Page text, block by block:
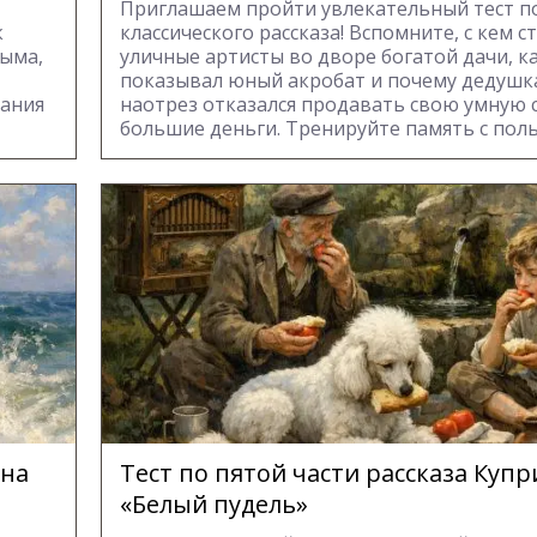
Приглашаем пройти увлекательный тест
классического рассказа! Вспомните, с кем
уличные артисты во дворе богатой дачи,
показывал юный акробат и почему
наотрез отказался продавать свою умную
большие деньги. Тренируйте память с
Тест по пятой части рассказа
«Белый пудель»